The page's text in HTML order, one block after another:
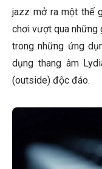
jazz mở ra một thế
chơi vượt qua những
trong những ứng
dụng thang âm
(outside) độc đáo.